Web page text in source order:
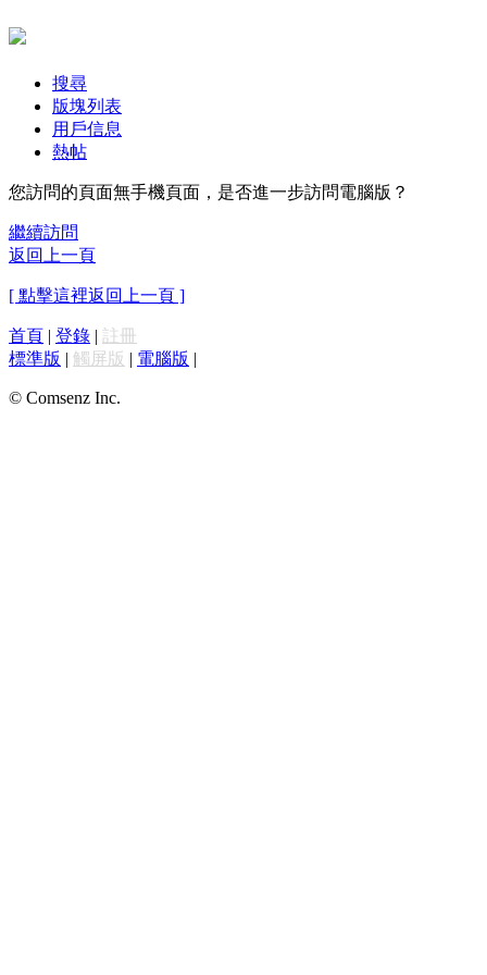
搜尋
版塊列表
用戶信息
熱帖
您訪問的頁面無手機頁面，是否進一步訪問電腦版？
繼續訪問
返回上一頁
[ 點擊這裡返回上一頁 ]
首頁 | 登錄 | 註冊
標準版 | 觸屏版 | 電腦版 |
© Comsenz Inc.